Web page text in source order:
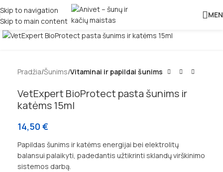
Skip to navigation
Skip to main content
Padidinti
Pradžia Šunims Vitaminai ir papildai šunims
VetExpert BioProtect pasta šunims ir
katėms 15ml
14,50 €
Papildas šunims ir katėms energijai bei elektrolitų
balansui palaikyti, padedantis užtikrinti sklandų virškinimo
sistemos darbą.